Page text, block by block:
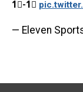
1⃣-1⃣
— Eleven